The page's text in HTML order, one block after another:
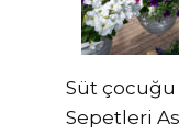
Süt çocuğu
Sepetleri